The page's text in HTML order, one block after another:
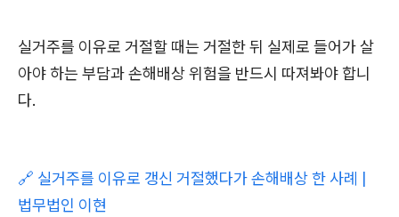
실거주를 이유로 거절할 때는 거절한 뒤 실제로 들어가 살
아야 하는 부담과 손해배상 위험을 반드시 따져봐야 합니
다.
🔗 실거주를 이유로 갱신 거절했다가 손해배상 한 사례 |
법무법인 이현